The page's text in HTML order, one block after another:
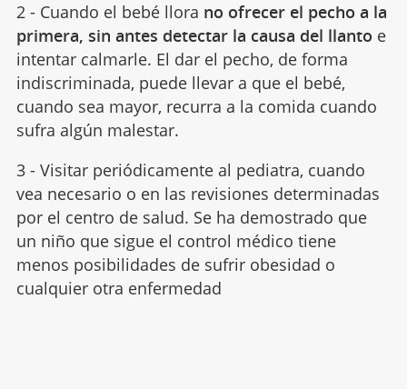
2 - Cuando el bebé llora no ofrecer el pecho a la
primera, sin antes detectar la causa del llanto e
intentar calmarle. El dar el pecho, de forma
indiscriminada, puede llevar a que el bebé,
cuando sea mayor, recurra a la comida cuando
sufra algún malestar.
3 - Visitar periódicamente al pediatra, cuando
vea necesario o en las revisiones determinadas
por el centro de salud. Se ha demostrado que
un niño que sigue el control médico tiene
menos posibilidades de sufrir obesidad o
cualquier otra enfermedad